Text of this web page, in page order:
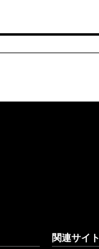
関連サイト